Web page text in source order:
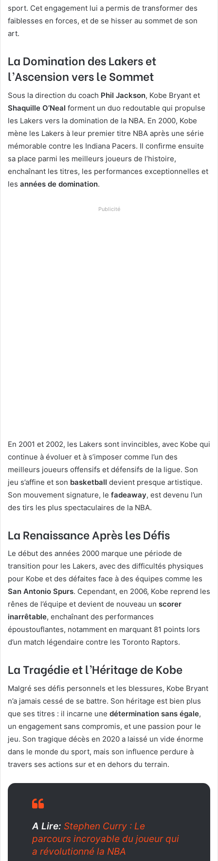
sport. Cet engagement lui a permis de transformer des
faiblesses en forces, et de se hisser au sommet de son
art.
La Domination des Lakers et
l’Ascension vers le Sommet
Sous la direction du coach Phil Jackson, Kobe Bryant et
Shaquille O’Neal forment un duo redoutable qui propulse
les Lakers vers la domination de la NBA. En 2000, Kobe
mène les Lakers à leur premier titre NBA après une série
mémorable contre les Indiana Pacers. Il confirme ensuite
sa place parmi les meilleurs joueurs de l’histoire,
enchaînant les titres, les performances exceptionnelles et
les années de domination.
Publicité
En 2001 et 2002, les Lakers sont invincibles, avec Kobe qui
continue à évoluer et à s’imposer comme l’un des
meilleurs joueurs offensifs et défensifs de la ligue. Son
jeu s’affine et son basketball devient presque artistique.
Son mouvement signature, le fadeaway, est devenu l’un
des tirs les plus spectaculaires de la NBA.
La Renaissance Après les Défis
Le début des années 2000 marque une période de
transition pour les Lakers, avec des difficultés physiques
pour Kobe et des défaites face à des équipes comme les
San Antonio Spurs. Cependant, en 2006, Kobe reprend les
rênes de l’équipe et devient de nouveau un scorer
inarrêtable, enchaînant des performances
époustouflantes, notamment en marquant 81 points lors
d’un match légendaire contre les Toronto Raptors.
La Tragédie et l’Héritage de Kobe
Malgré ses défis personnels et les blessures, Kobe Bryant
n’a jamais cessé de se battre. Son héritage est bien plus
que ses titres : il incarne une détermination sans égale,
un engagement sans compromis, et une passion pour le
jeu. Son tragique décès en 2020 a laissé un vide énorme
dans le monde du sport, mais son influence perdure à
travers ses actions sur et en dehors du terrain.
A Lire: Stephen Curry : Le
parcours incroyable du joueur qui
a révolutionné la NBA